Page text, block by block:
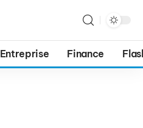
Entreprise Finance